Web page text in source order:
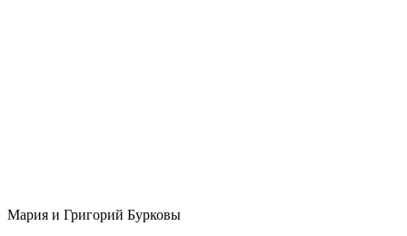
Мария и Григорий Бурковы